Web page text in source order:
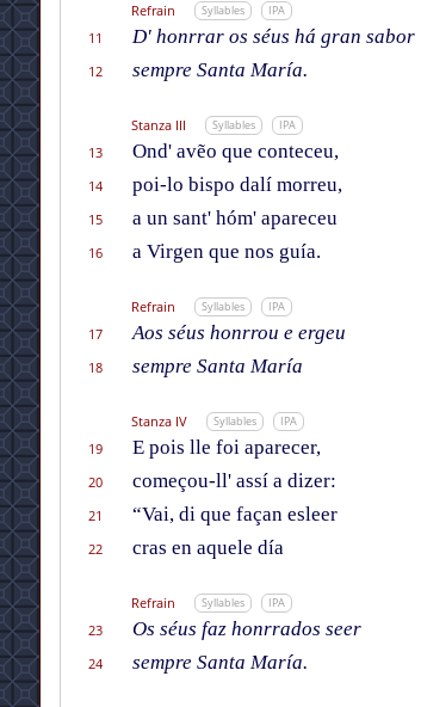
Refrain Syllables IPA
11 D' honrrar os séus há gran sabor
12 sempre Santa María.
Stanza III Syllables IPA
13 Ond' avẽo que conteceu,
14 poi-lo bispo dalí morreu,
15 a un sant' hóm' apareceu
16 a Virgen que nos guía.
Refrain Syllables IPA
17 Aos séus honrrou e ergeu
18 sempre Santa María
Stanza IV Syllables IPA
19 E pois lle foi aparecer,
20 começou-ll' assí a dizer:
21 “Vai, di que façan esleer
22 cras en aquele día
Refrain Syllables IPA
23 Os séus faz honrrados seer
24 sempre Santa María.